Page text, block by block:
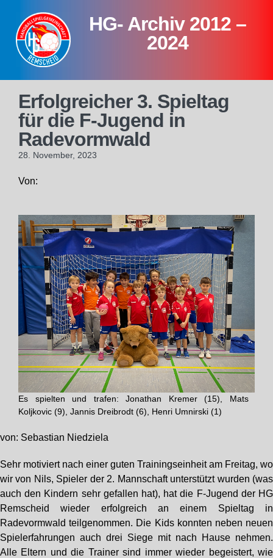
content
HG- Archiv 2012 –
2024
Erfolgreicher 3. Spieltag
für die F-Jugend in
Radevormwald
28. November, 2023
Von:
Es spielten und trafen: Jonathan Kremer (15), Mats
Koljkovic (9), Jannis Dreibrodt (6), Henri Umnirski (1)
von: Sebastian Niedziela
Sehr motiviert nach einer guten Trainingseinheit am Freitag, wo
wir von Nils, Spieler der 2. Mannschaft unterstützt wurden (was
auch den Kindern sehr gefallen hat), hat die F-Jugend der HG
Remscheid wieder erfolgreich an einem Spieltag in
Radevormwald teilgenommen. Die Kids konnten neben neuen
Spielerfahrungen auch drei Siege mit nach Hause nehmen.
Alle Eltern und die Trainer sind immer wieder begeistert, wie